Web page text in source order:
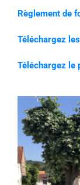
Règlement de
Téléchargez
Téléchargez le